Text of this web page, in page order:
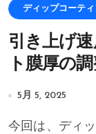
ディップコーテ
引き上げ
ト膜厚の
5月 5, 2025
今回は、ディ